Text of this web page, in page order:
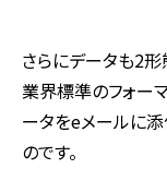
さらにデータも2
業界標準のフォー
ータをeメールに
のです。